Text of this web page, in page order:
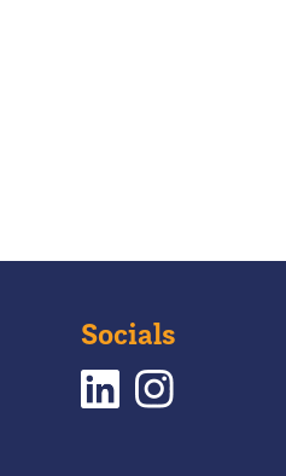
Socials